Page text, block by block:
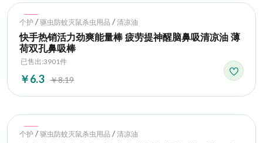
Hot
个护 / 驱虫防蚊灭鼠杀虫用品 / 清凉油
快手热销活力劲爽能量棒 疲劳提神醒脑鼻吸清凉油 薄
荷双孔鼻吸棒
已售出:3901件
￥6.3 ￥8.19
Hot
个护 / 驱虫防蚊灭鼠杀虫用品 / 清凉油